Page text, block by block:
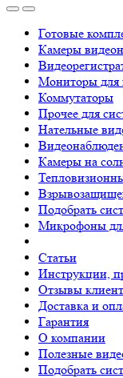
Готовые
Камеры
Мониторы для
Коммутаторы
Прочее для
Нательные
Камеры на
Подобрать
Микрофоны
Статьи
Инструкции,
Отзывы
Доставка и
Гарантия
О компании
Полезные
Подобрать